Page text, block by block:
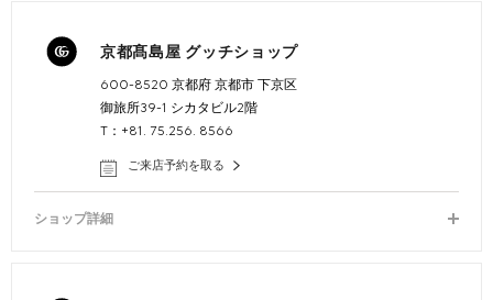
京都髙島屋 グッチショップ
600-8520 京都府 京都市 下京区
御旅所39-1 シカタビル2階
T：+81. 75.256. 8566
ご来店予約を取る
ショップ詳細